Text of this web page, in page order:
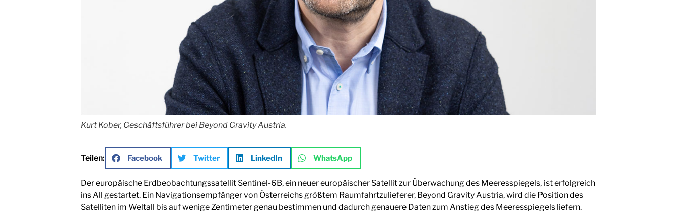
Kurt Kober, Geschäftsführer bei Beyond Gravity Austria.
Teilen: Facebook Twitter LinkedIn WhatsApp
Der europäische Erdbeobachtungssatellit Sentinel-6B, ein neuer europäischer Satellit zur Überwachung des Meeresspiegels, ist erfolgreich
ins All gestartet. Ein Navigationsempfänger von Österreichs größtem Raumfahrtzulieferer, Beyond Gravity Austria, wird die Position des
Satelliten im Weltall bis auf wenige Zentimeter genau bestimmen und dadurch genauere Daten zum Anstieg des Meeresspiegels liefern.